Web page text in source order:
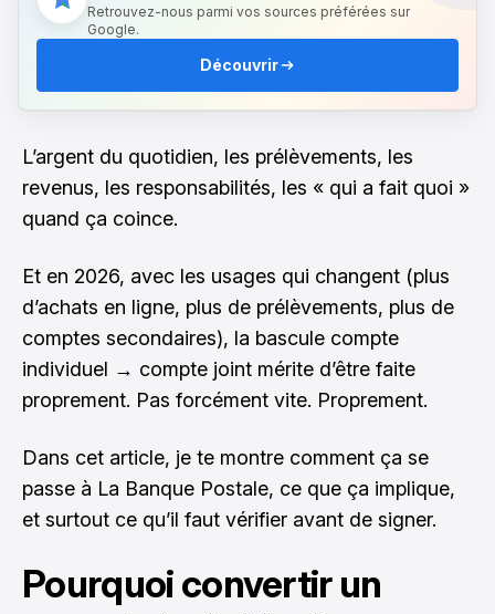
Retrouvez-nous parmi vos sources préférées sur
Google.
Découvrir
L’argent du quotidien, les prélèvements, les
revenus, les responsabilités, les « qui a fait quoi »
quand ça coince.
Et en 2026, avec les usages qui changent (plus
d’achats en ligne, plus de prélèvements, plus de
comptes secondaires), la bascule compte
individuel → compte joint mérite d’être faite
proprement. Pas forcément vite. Proprement.
Dans cet article, je te montre comment ça se
passe à La Banque Postale, ce que ça implique,
et surtout ce qu’il faut vérifier avant de signer.
Pourquoi convertir un